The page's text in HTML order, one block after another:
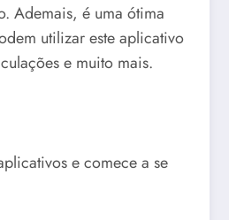
Ademais, é uma ótima
utilizar este aplicativo
e muito mais.
e comece a se